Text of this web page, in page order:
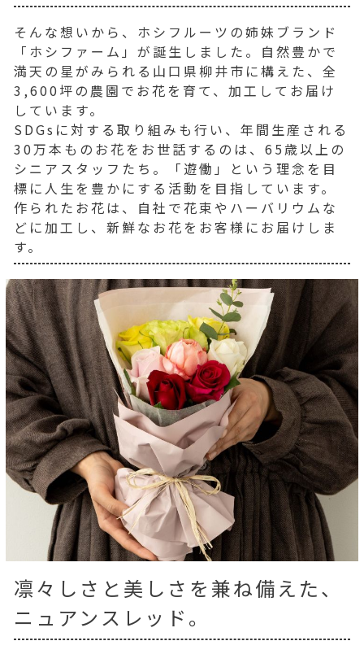
そんな想いから、ホシフルーツの姉妹ブランド
「ホシファーム」が誕生しました。自然豊かで
満天の星がみられる山口県柳井市に構えた、全
3,600坪の農園でお花を育て、加工してお届け
しています。
SDGsに対する取り組みも行い、年間生産される
30万本ものお花をお世話するのは、65歳以上の
シニアスタッフたち。「遊働」という理念を目
標に人生を豊かにする活動を目指しています。
作られたお花は、自社で花束やハーバリウムな
どに加工し、新鮮なお花をお客様にお届けしま
す。
凛々しさと美しさを兼ね備えた、
ニュアンスレッド。